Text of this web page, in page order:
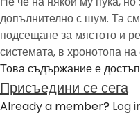
допълнително с шум. Та
подсещане за мястото и
системата, в хронотопа
Това съдържание е
Присъедини се сега
Already a member? Log